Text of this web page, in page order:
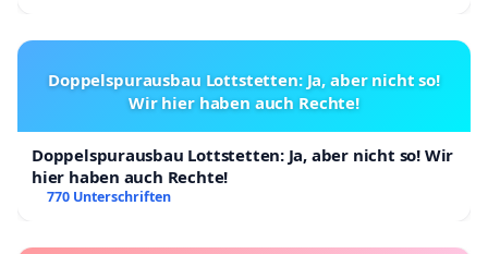
Doppelspurausbau Lottstetten: Ja, aber nicht so!
Wir hier haben auch Rechte!
Doppelspurausbau Lottstetten: Ja, aber nicht so! Wir
hier haben auch Rechte!
770 Unterschriften